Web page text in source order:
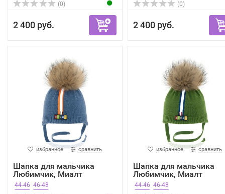
(0)
2 400 руб.
(0)
2 400 руб.
избранное сравнить
Шапка для мальчика
Любимчик, Миалт
джинсовы...
44-46 46-48
избранное сравнить
Шапка для мальчика
Любимчик, Миалт
зеленый,...
44-46 46-48